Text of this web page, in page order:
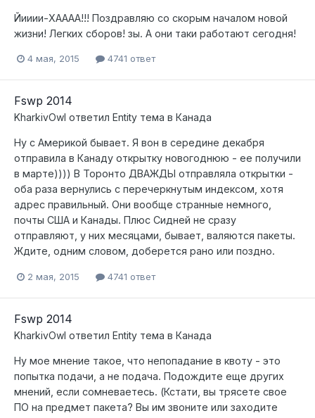
Йииии-ХАААА!!! Поздравляю со скорым началом новой
жизни! Легких сборов! зы. А они таки работают сегодня!
4 мая, 2015 4741 ответ
Fswp 2014
KharkivOwl ответил Entity тема в Канада
Ну с Америкой бывает. Я вон в середине декабря
отправила в Канаду открытку новогоднюю - ее получили
в марте)))) В Торонто ДВАЖДЫ отправляла открытки -
оба раза вернулись с перечеркнутым индексом, хотя
адрес правильный. Они вообще странные немного,
почты США и Канады. Плюс Сидней не сразу
отправляют, у них месяцами, бывает, валяются пакеты.
Ждите, одним словом, доберется рано или поздно.
2 мая, 2015 4741 ответ
Fswp 2014
KharkivOwl ответил Entity тема в Канада
Ну мое мнение такое, что непопадание в квоту - это
попытка подачи, а не подача. Подождите еще других
мнений, если сомневаетесь. (Кстати, вы трясете свое
ПО на предмет пакета? Вы им звоните или заходите